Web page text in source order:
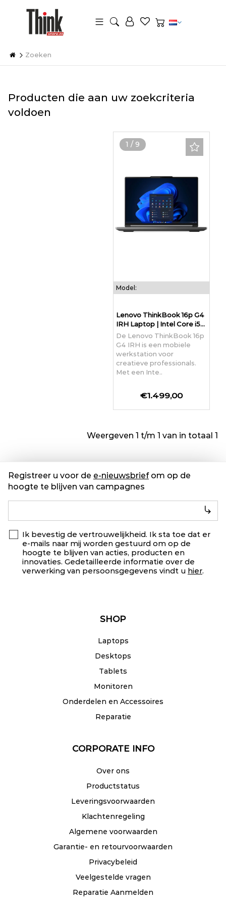
Zoeken
Producten die aan uw zoekcriteria
voldoen
1 / 9
Model:
Lenovo ThinkBook 16p G4
IRH Laptop | Intel Core i5...
De Lenovo ThinkBook 16p
G4 IRH is een mobiele
werkstation voor
creatieve professionals.
Met een Inte..
€1.499,00
Weergeven 1 t/m 1 van in totaal 1
Registreer u voor de e-nieuwsbriefom op de
hoogte te blijven van campagnes
Ik bevestig de vertrouwelijkheid. Ik sta toe dat er
e-mails naar mij worden gestuurd om op de
hoogte te blijven van acties, producten en
innovaties. Gedetailleerde informatie over de
verwerking van persoonsgegevens vindt u hier.
SHOP
Laptops
Desktops
Tablets
Monitoren
Onderdelen en Accessoires
Reparatie
CORPORATE INFO
Over ons
Productstatus
Leveringsvoorwaarden
Klachtenregeling
Algemene voorwaarden
Garantie- en retourvoorwaarden
Privacybeleid
Veelgestelde vragen
Reparatie Aanmelden